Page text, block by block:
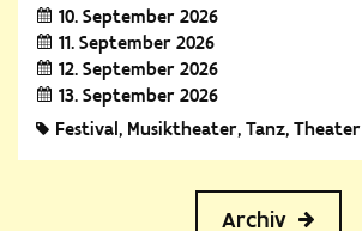
10. September 2026
11. September 2026
12. September 2026
13. September 2026
Festival Musiktheater Tanz Theater
Archiv